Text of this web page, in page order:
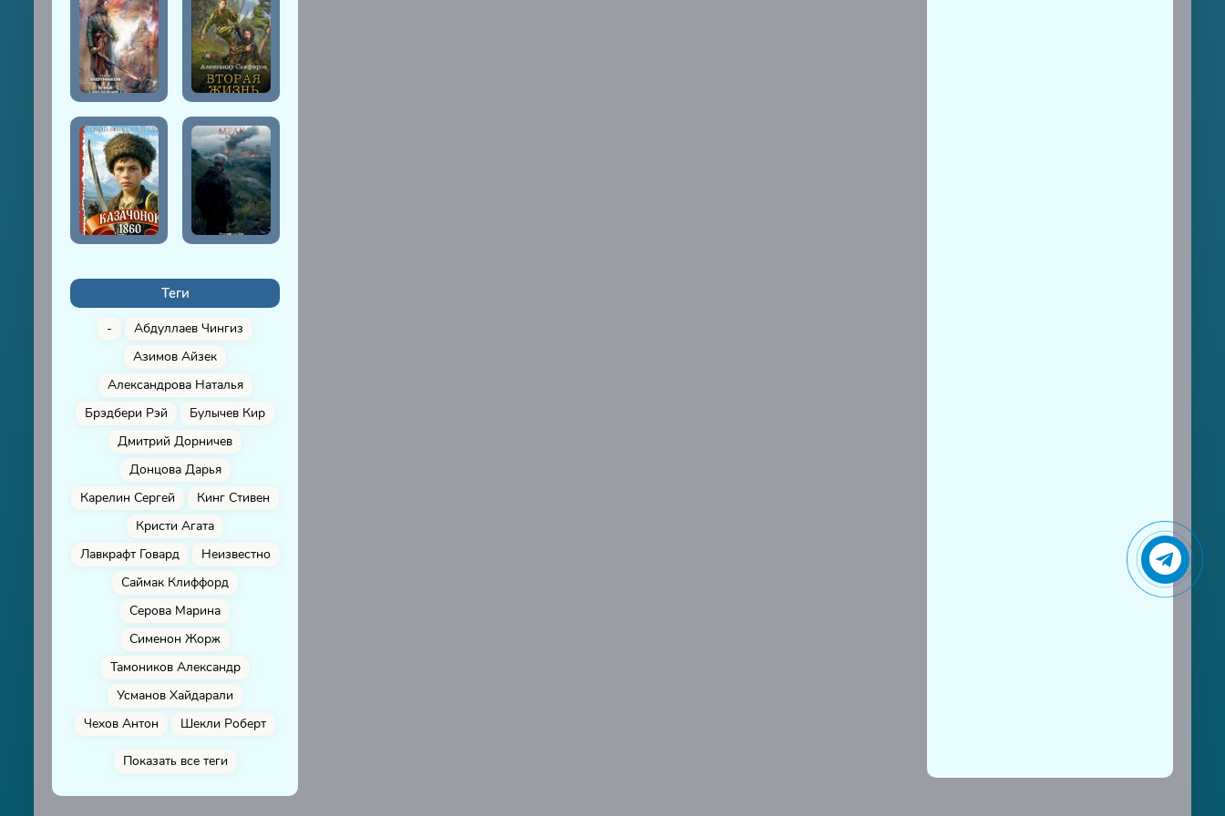
Теги
-
Абдуллаев Чингиз
Азимов Айзек
Александрова Наталья
Брэдбери Рэй
Булычев Кир
Дмитрий Дорничев
Донцова Дарья
Карелин Сергей
Кинг Стивен
Кристи Агата
Лавкрафт Говард
Неизвестно
Саймак Клиффорд
Серова Марина
Сименон Жорж
Тамоников Александр
Усманов Хайдарали
Чехов Антон
Шекли Роберт
Показать все теги